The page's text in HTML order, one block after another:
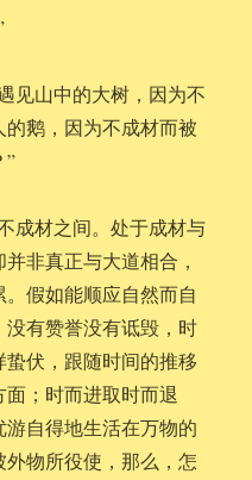
见山中的大树，因为不
鹅，因为不成材而被
”
成材之间。处于成材与
非真正与大道相合，
假如能顺应自然而自
有赞誉没有诋毁，时
伏，跟随时间的推移
；时而进取时而退
自得地生活在万物的
物所役使，那么，怎